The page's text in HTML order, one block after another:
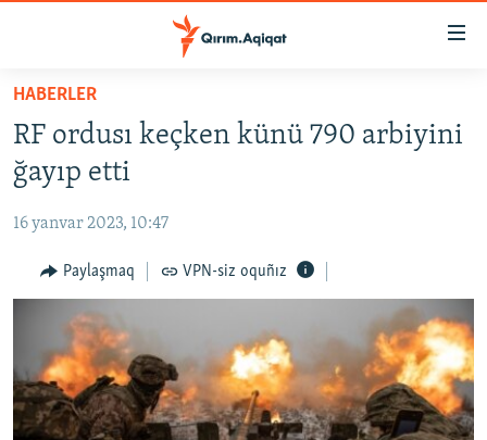
Esas
qaytmaq
Baş
navigatsiyağa
qaytmaq
qaytmaq
HABERLER
SİYASET
İQTİSADİYAT
CEMİYET
MEDENİYET
İNSAN AQLARI
VİDEO
SÜRET
BLOGLAR
HABERLER
RF ordusı keçken künü 790 arbiyini
ğayıp etti
16 yanvar 2023, 10:47
Paylaşmaq VPN-siz oquñız